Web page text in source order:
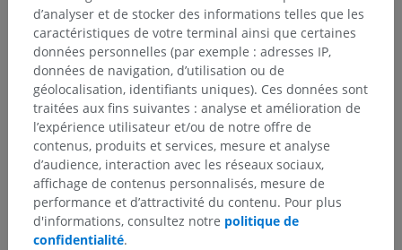
d’analyser et de stocker des informations telles que les
caractéristiques de votre terminal ainsi que certaines
données personnelles (par exemple : adresses IP,
données de navigation, d’utilisation ou de
géolocalisation, identifiants uniques). Ces données sont
traitées aux fins suivantes : analyse et amélioration de
l’expérience utilisateur et/ou de notre offre de
contenus, produits et services, mesure et analyse
d’audience, interaction avec les réseaux sociaux,
affichage de contenus personnalisés, mesure de
performance et d’attractivité du contenu. Pour plus
d'informations, consultez notre politique de
confidentialité.